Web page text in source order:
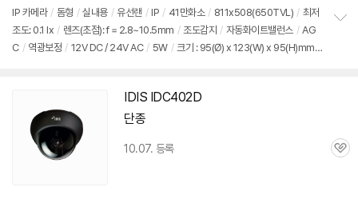
IP 카메라 / 돔형 / 실내용 / 유선랜 / IP / 41만화소 / 811x508(650TVL) / 최저
조도: 0.1 lx / 렌즈(초점): f = 2.8~10.5mm / 조도감지 / 자동화이트밸런스 / AG
C / 역광보정 / 12V DC / 24V AC / 5W / 크기 : 95(Ø) x 123(W) x 95(H)mm
IDIS IDC402D
단종
10.07. 등록
관